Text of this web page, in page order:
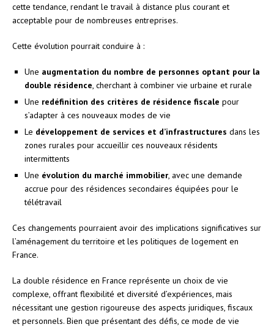
cette tendance, rendant le travail à distance plus courant et
acceptable pour de nombreuses entreprises.
Cette évolution pourrait conduire à :
Une augmentation du nombre de personnes optant pour la
double résidence , cherchant à combiner vie urbaine et rurale
Une redéfinition des critères de résidence fiscale pour
s’adapter à ces nouveaux modes de vie
Le développement de services et d’infrastructures dans les
zones rurales pour accueillir ces nouveaux résidents
intermittents
Une évolution du marché immobilier , avec une demande
accrue pour des résidences secondaires équipées pour le
télétravail
Ces changements pourraient avoir des implications significatives sur
l’aménagement du territoire et les politiques de logement en
France.
La double résidence en France représente un choix de vie
complexe, offrant flexibilité et diversité d’expériences, mais
nécessitant une gestion rigoureuse des aspects juridiques, fiscaux
et personnels. Bien que présentant des défis, ce mode de vie